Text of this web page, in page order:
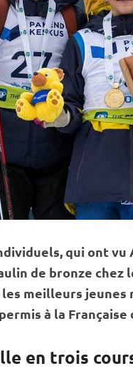
qui ont vu
de bronze chez
meilleurs jeunes
à la
en trois